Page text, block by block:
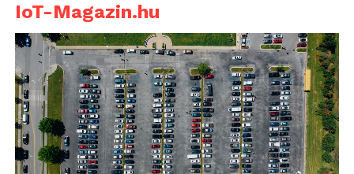
IoT-Magazin.hu